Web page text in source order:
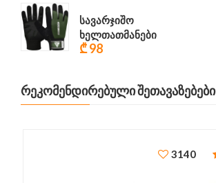
სავარჯიშო
ხელთათმანები
₾ 98
ᲠᲔᲙᲝᲛᲔᲜᲓᲘᲠᲔᲑᲣᲚᲘ ᲨᲔᲗᲐᲕᲐᲖᲔᲑᲔᲑᲘ
3140